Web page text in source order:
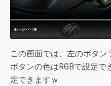
この画面では、左のボタン
ボタンの色はRGBで設定
定できますｗ